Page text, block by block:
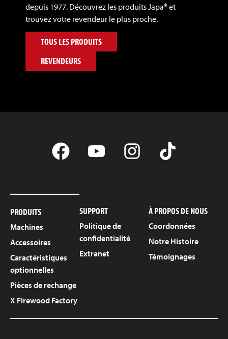
depuis 1977. Découvrez les produits Japa® et
trouvez votre revendeur le plus proche.
TOUS LES PRODUITS
REVENDEURS
PRODUITS
Machines
Accessoires
Caractéristiques
optionnelles
Pièces de rechange
X Firewood Factory
SUPPORT
Politique de
confidentialité
Extranet
À PROPOS DE NOUS
Coordonnées
Notre Histoire
Témoignages